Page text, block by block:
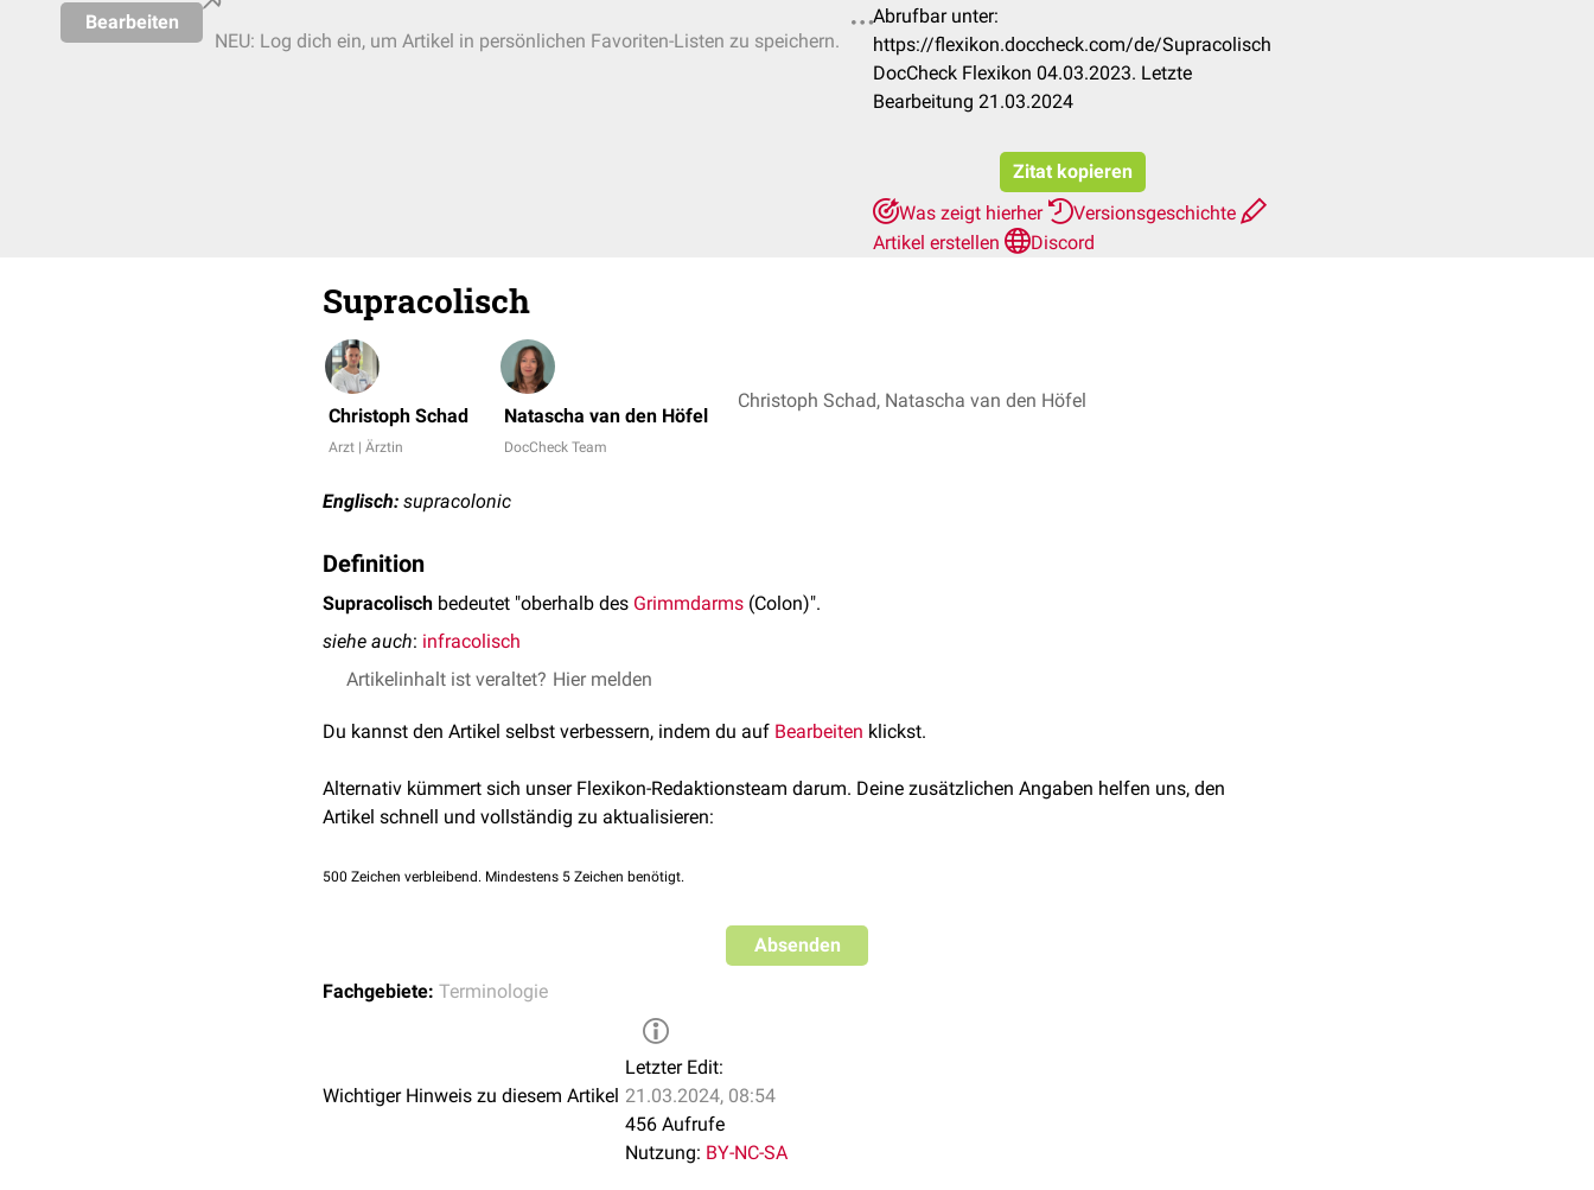
Bearbeiten
NEU: Log dich ein, um Artikel in persönlichen Favoriten-Listen zu speichern.
Abrufbar unter:
https://flexikon.doccheck.com/de/Supracolisch
DocCheck Flexikon 04.03.2023. Letzte
Bearbeitung 21.03.2024
Zitat kopieren
Was zeigt hierher
Versionsgeschichte
Artikel erstellen
Discord
Supracolisch
Christoph Schad
Arzt | Ärztin
Natascha van den Höfel
DocCheck Team
Christoph Schad, Natascha van den Höfel
Englisch: supracolonic
Definition
Supracolisch bedeutet "oberhalb des Grimmdarms (Colon)".
siehe auch: infracolisch
Artikelinhalt ist veraltet? Hier melden
Du kannst den Artikel selbst verbessern, indem du auf Bearbeiten klickst.
Alternativ kümmert sich unser Flexikon-Redaktionsteam darum. Deine zusätzlichen Angaben helfen uns, den
Artikel schnell und vollständig zu aktualisieren:
500 Zeichen verbleibend. Mindestens 5 Zeichen benötigt.
Absenden
Fachgebiete: Terminologie
Wichtiger Hinweis zu diesem Artikel
Letzter Edit:
21.03.2024, 08:54
456 Aufrufe
Nutzung: BY-NC-SA